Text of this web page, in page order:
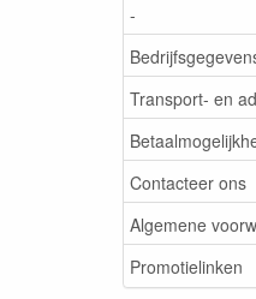
-
Transport- en
Contacteer ons
Algemene
Promotielinken